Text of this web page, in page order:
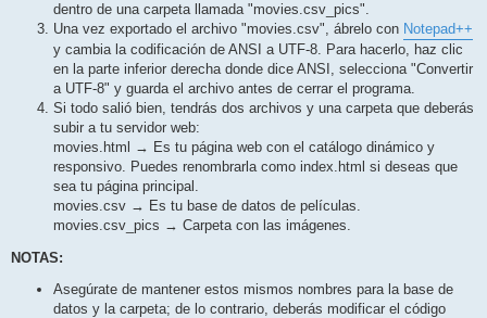
dentro de una carpeta llamada "movies.csv_pics".
Una vez exportado el archivo "movies.csv", ábrelo con Notepad++
y cambia la codificación de ANSI a UTF-8. Para hacerlo, haz clic
en la parte inferior derecha donde dice ANSI, selecciona "Convertir
a UTF-8" y guarda el archivo antes de cerrar el programa.
Si todo salió bien, tendrás dos archivos y una carpeta que deberás
subir a tu servidor web:
movies.html → Es tu página web con el catálogo dinámico y
responsivo. Puedes renombrarla como index.html si deseas que
sea tu página principal.
movies.csv → Es tu base de datos de películas.
movies.csv_pics → Carpeta con las imágenes.
NOTAS:
Asegúrate de mantener estos mismos nombres para la base de
datos y la carpeta; de lo contrario, deberás modificar el código